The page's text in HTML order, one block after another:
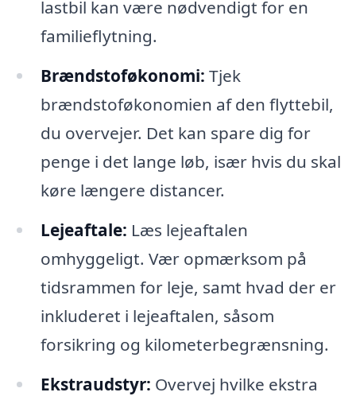
lastbil kan være nødvendigt for en
familieflytning.
Brændstoføkonomi: Tjek
brændstoføkonomien af den flyttebil,
du overvejer. Det kan spare dig for
penge i det lange løb, især hvis du skal
køre længere distancer.
Lejeaftale: Læs lejeaftalen
omhyggeligt. Vær opmærksom på
tidsrammen for leje, samt hvad der er
inkluderet i lejeaftalen, såsom
forsikring og kilometerbegrænsning.
Ekstraudstyr: Overvej hvilke ekstra